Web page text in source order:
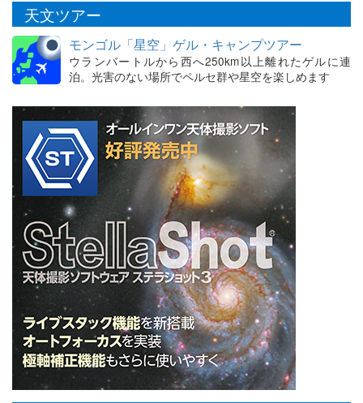
天文ツアー
モンゴル「星空」ゲル・キャンプツアー
ウランバートルから西へ250km以上離れたゲルに連
泊。光害のない場所でペルセ群や星空を楽しめます